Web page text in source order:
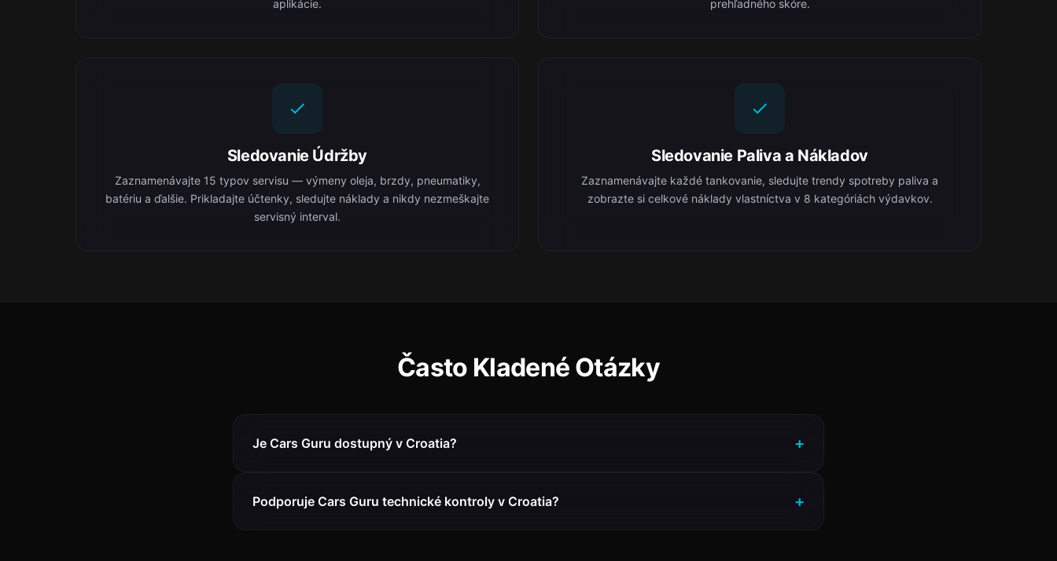
aplikácie.
prehľadného skóre.
Sledovanie Údržby
Zaznamenávajte 15 typov servisu — výmeny oleja, brzdy, pneumatiky,
batériu a ďalšie. Prikladajte účtenky, sledujte náklady a nikdy nezmeškajte
servisný interval.
Sledovanie Paliva a Nákladov
Zaznamenávajte každé tankovanie, sledujte trendy spotreby paliva a
zobrazte si celkové náklady vlastníctva v 8 kategóriách výdavkov.
Často Kladené Otázky
Je Cars Guru dostupný v Croatia?
Podporuje Cars Guru technické kontroly v Croatia?